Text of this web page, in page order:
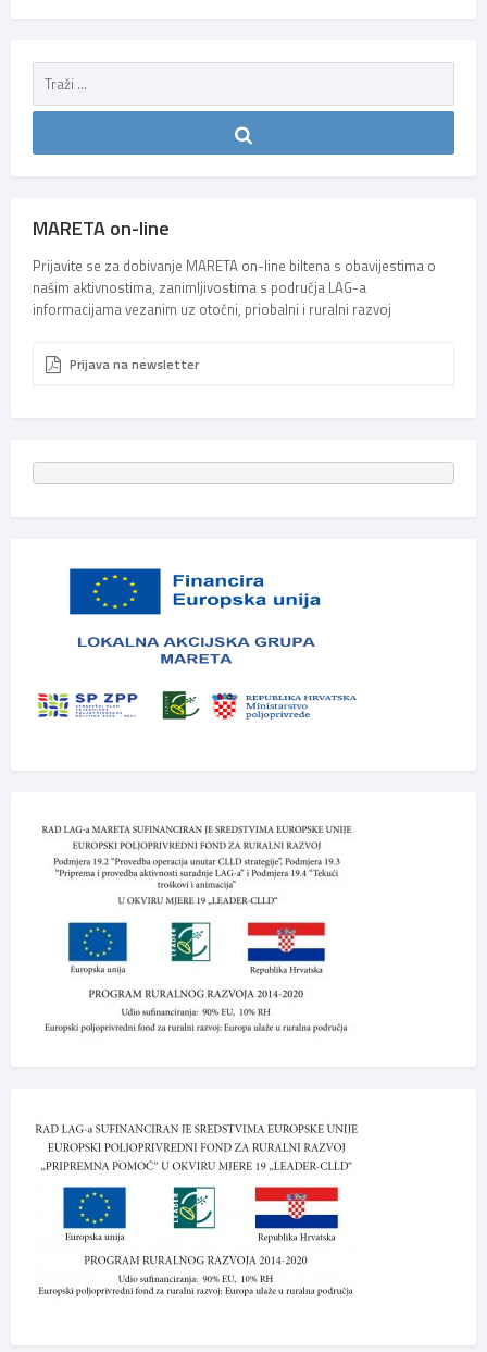
MARETA on-line
Prijavite se za dobivanje MARETA on-line biltena s obavijestima o
našim aktivnostima, zanimljivostima s područja LAG-a
informacijama vezanim uz otočni, priobalni i ruralni razvoj
Prijava na newsletter